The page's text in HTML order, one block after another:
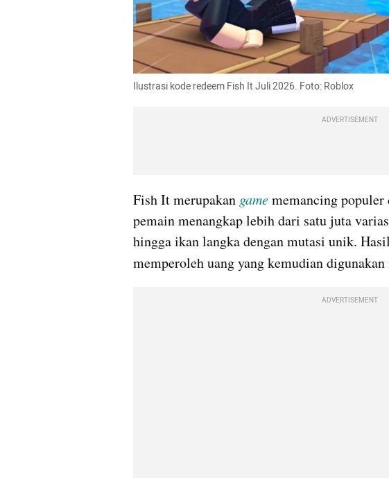
Ilustrasi kode redeem Fish It Juli 2026. Foto: Roblox
ADVERTISEMENT
Fish It merupakan gamememancing populer
pemain menangkap lebih dari satu juta
hingga ikan langka dengan mutasi unik.
memperoleh uang yang kemudian
ADVERTISEMENT